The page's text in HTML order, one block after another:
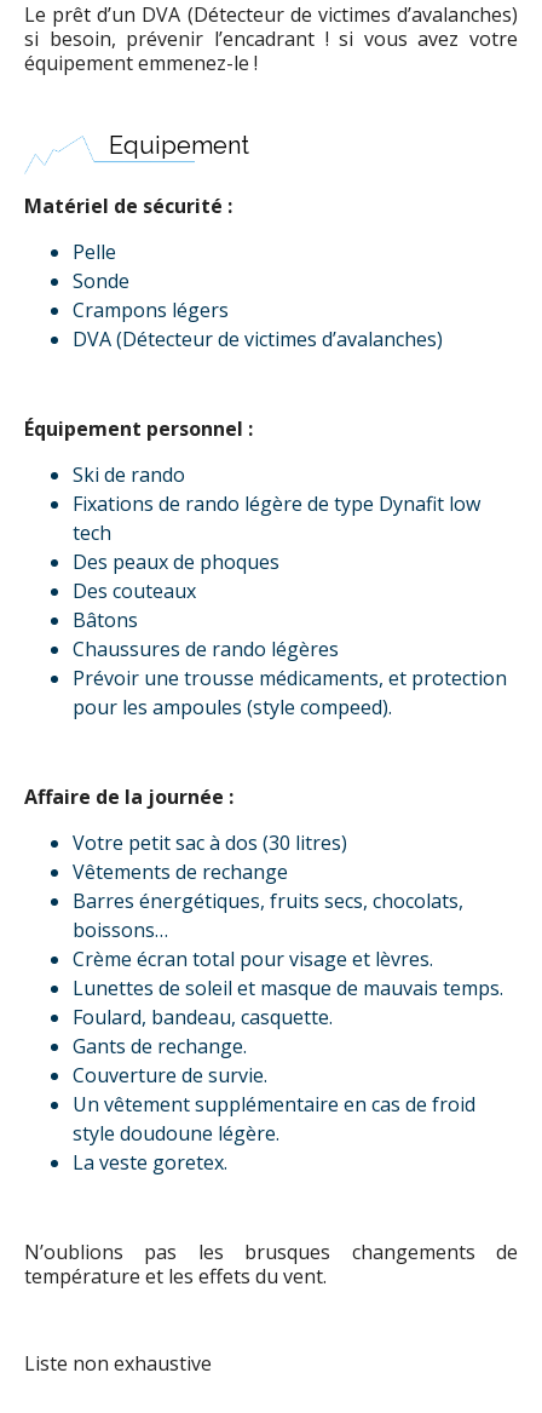
Le prêt d’un DVA (Détecteur de victimes d’avalanches)
si besoin, prévenir l’encadrant ! si vous avez votre
équipement emmenez-le !
Equipement
Matériel de sécurité :
Pelle
Sonde
Crampons légers
DVA (Détecteur de victimes d’avalanches)
Équipement personnel :
Ski de rando
Fixations de rando légère de type Dynafit low
tech
Des peaux de phoques
Des couteaux
Bâtons
Chaussures de rando légères
Prévoir une trousse médicaments, et protection
pour les ampoules (style compeed).
Affaire de la journée :
Votre petit sac à dos (30 litres)
Vêtements de rechange
Barres énergétiques, fruits secs, chocolats,
boissons…
Crème écran total pour visage et lèvres.
Lunettes de soleil et masque de mauvais temps.
Foulard, bandeau, casquette.
Gants de rechange.
Couverture de survie.
Un vêtement supplémentaire en cas de froid
style doudoune légère.
La veste goretex.
N’oublions pas les brusques changements de
température et les effets du vent.
Liste non exhaustive